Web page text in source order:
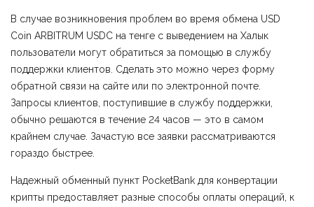
В случае возникновения проблем во время обмена USD
Coin ARBITRUM USDC на тенге с выведением на Халык
пользователи могут обратиться за помощью в службу
поддержки клиентов. Сделать это можно через форму
обратной связи на сайте или по электронной почте.
Запросы клиентов, поступившие в службу поддержки,
обычно решаются в течение 24 часов — это в самом
крайнем случае. Зачастую все заявки рассматриваются
гораздо быстрее.
Надежный обменный пункт PocketBank для конвертации
крипты предоставляет разные способы оплаты операций, к